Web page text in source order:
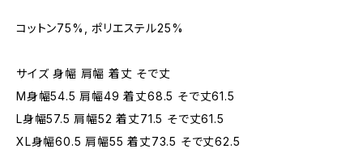
コットン75%, ポリエステル25%
サイズ 身幅 肩幅 着丈 そで丈
M身幅54.5 肩幅49 着丈68.5 そで丈61.5
L身幅57.5 肩幅52 着丈71.5 そで丈61.5
XL身幅60.5 肩幅55 着丈73.5 そで丈62.5